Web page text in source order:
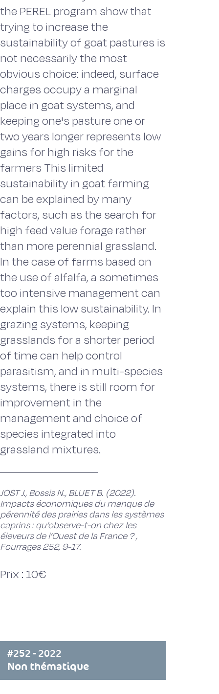
the PEREL program show that
trying to increase the
sustainability of goat pastures is
not necessarily the most
obvious choice: indeed, surface
charges occupy a marginal
place in goat systems, and
keeping one's pasture one or
two years longer represents low
gains for high risks for the
farmers This limited
sustainability in goat farming
can be explained by many
factors, such as the search for
high feed value forage rather
than more perennial grassland.
In the case of farms based on
the use of alfalfa, a sometimes
too intensive management can
explain this low sustainability. In
grazing systems, keeping
grasslands for a shorter period
of time can help control
parasitism, and in multi-species
systems, there is still room for
improvement in the
management and choice of
species integrated into
grassland mixtures.
JOST J., Bossis N., BLUET B. (2022).
Impacts économiques du manque de
pérennité des prairies dans les systèmes
caprins : qu’observe-t-on chez les
éleveurs de l’Ouest de la France ? ,
Fourrages 252, 9-17.
Prix : 10€
#252 - 2022
Non thématique